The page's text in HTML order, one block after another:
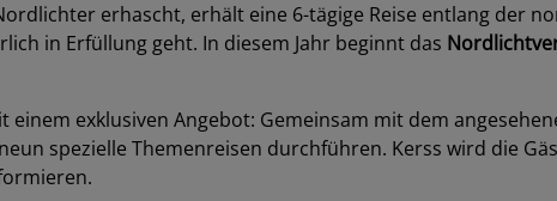
erhascht, erhält eine 6-tägige Reise entlang der
in Erfüllung geht. In diesem Jahr beginnt das
einem exklusiven Angebot: Gemeinsam mit dem
neun spezielle Themenreisen durchführen. Kerss wird die